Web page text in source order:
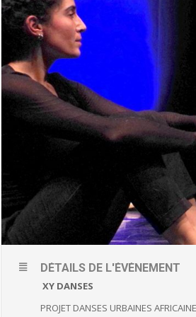
DÉTAILS DE L'ÉVÈNEMENT
XY DANSES
PROJET DANSES URBAINES